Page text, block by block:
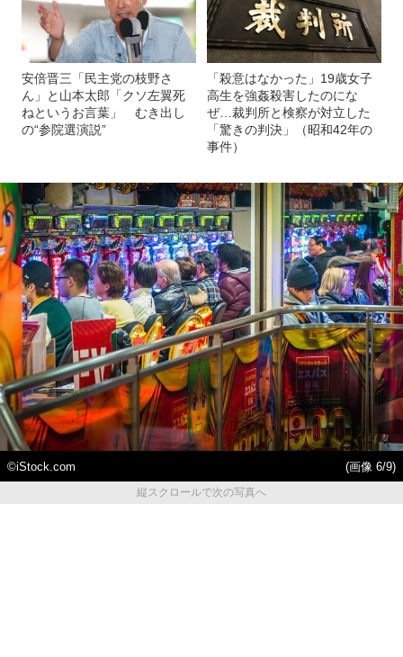
安倍晋三「民主党の枝野さ
ん」と山本太郎「クソ左翼死
ねというお言葉」 むき出し
の“参院選演説”
「殺意はなかった」19歳女子
高生を強姦殺害したのにな
ぜ…裁判所と検察が対立した
「驚きの判決」（昭和42年の
事件）
©iStock.com
(画像 6/9)
縦スクロールで次の写真へ